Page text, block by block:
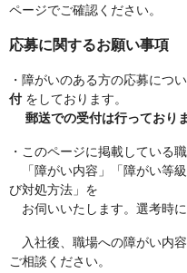
ページでご確認ください。
応募に関するお願い事項
・障がいのある方の応募につ
付をしております。
郵送での受付は行っており
・このページに掲載している
「障がい内容」「障がい等
び対処方法」を
お伺いいたします。選考時に
入社後、職場への障がい内
ご相談ください。